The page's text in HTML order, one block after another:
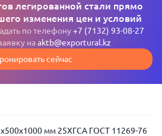
легированной стали прямо
изменения цен и условий
по телефону+7 (7132) 93-08-27
наaktb@exportural.kz
сейчас
мм 25ХГСА ГОСТ 11269-76